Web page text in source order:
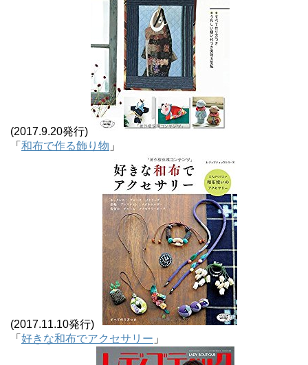
(2017.9.20発行)
「 和布で作る飾り物 」
(2017.11.10発行)
「 好きな和布でアクセサリー 」